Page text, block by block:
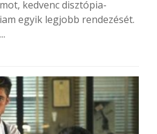
kedvenc disztópia-
egyik legjobb rendezését.